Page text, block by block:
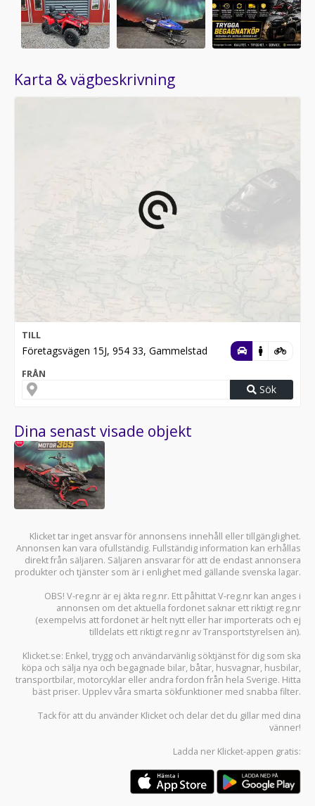
Karta & vägbeskrivning
TILL
Företagsvägen 15J, 954 33, Gammelstad
FRÅN
Sök
Dina senast visade objekt
Klicket tar inget ansvar för annonsens innehåll eller tillgänglighet.
Annonsen kan vara ofullständig. Fullständig information kan erhållas
direkt från säljaren. Säljaren ansvarar för att de endast annonsera
produkter och tjänster som är i enlighet med gällande svenska lagar.
OBS! V-reg.nr är ej äkta reg.nr. Ett påhittat V-reg.nr kan anges i
annonsen om det aktuella fordonet saknar ett riktigt reg.nr
(exempelvis att fordonet är helt nytt eller har importerats och ej
tilldelats ett riktigt reg.nr av Transportstyrelsen än).
Klicket.se: Enkel, trygg och användarvänlig söktjänst för dig som ska
köpa och sälja nya och begagnade bilar, båtar, husvagnar, husbilar,
transportbilar, motorcyklar eller andra fordon från hela Sverige. Hitta
bäst priser. Upplev våra smarta sökfunktioner med snabba filter.
Tack för att du använder Klicket och delar det du gillar med dina
vänner!
Ladda ner Klicket-appen gratis: